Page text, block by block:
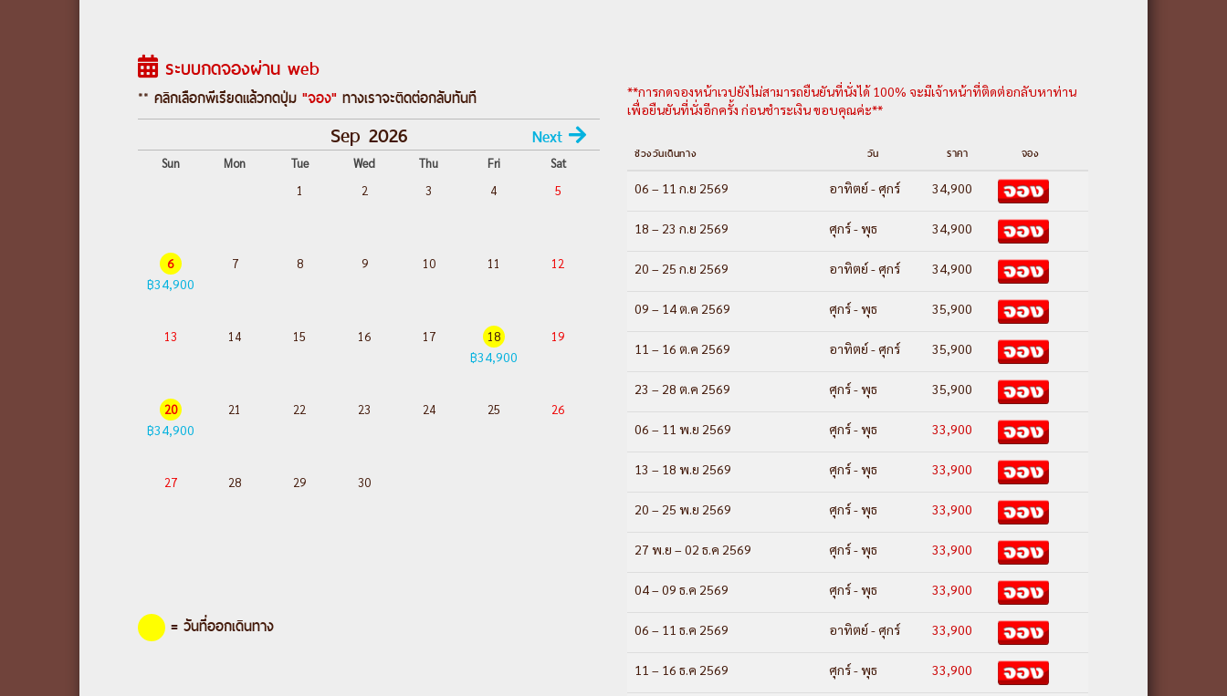
---อ่านรายละเอียดเพิ่มเติม---
ระบบกดจองผ่าน web
** คลิกเลือกพีเรียดแล้วกดปุ่ม"จอง" ทางเราจะติดต่อกลับทันที
Sep 2026 Next
Sun Mon Tue Wed Thu Fri
Sat
1
2 3 4 5
6
฿34,900
7 8 9 10 11 12
13 14 15 16 17 18
฿34,900
19
20
฿34,900
21 22 23 24 25 26
27 28 29 30
= วันที่ออกเดินทาง
**การกดจองหน้าเวปยังไม่สามารถยืนยันที่นั่งได้ 100% จะมีเจ้าหน้าที่ติดต่อกลับหาท่าน
เพื่อยืนยันที่นั่งอีกครั้ง ก่อนชำระเงิน ขอบคุณค่ะ**
ช่วงวันเดินทาง วัน ราคา จอง
06 – 11 ก.ย 2569 อาทิตย์ - ศุกร์ 34,900
18 – 23 ก.ย 2569 ศุกร์ - พุธ 34,900
20 – 25 ก.ย 2569 อาทิตย์ - ศุกร์ 34,900
09 – 14 ต.ค 2569 ศุกร์ - พุธ 35,900
11 – 16 ต.ค 2569 อาทิตย์ - ศุกร์ 35,900
23 – 28 ต.ค 2569 ศุกร์ - พุธ 35,900
06 – 11 พ.ย 2569 ศุกร์ - พุธ 33,900
13 – 18 พ.ย 2569 ศุกร์ - พุธ 33,900
20 – 25 พ.ย 2569 ศุกร์ - พุธ 33,900
27 พ.ย – 02 ธ.ค 2569 ศุกร์ - พุธ 33,900
04 – 09 ธ.ค 2569 ศุกร์ - พุธ 33,900
06 – 11 ธ.ค 2569 อาทิตย์ - ศุกร์ 33,900
11 – 16 ธ.ค 2569 ศุกร์ - พุธ 33,900